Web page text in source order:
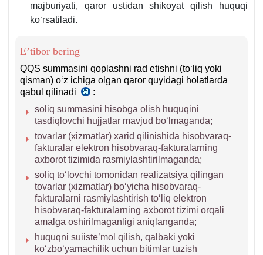
majburiyati, qaror ustidan shikoyat qilish huquqi
koʻrsatiladi.
E’tibor bering
QQS summasini qoplashni rad etishni (toʻliq yoki
qisman) oʻz ichiga olgan qaror quyidagi holatlarda
qabul qilinadi
Nizom
25-
b.
:
soliq summasini hisobga olish huquqini
tasdiqlovchi hujjatlar mavjud boʻlmaganda;
tovarlar (хizmatlar) хarid qilinishida hisobvaraq-
fakturalar elektron hisobvaraq-fakturalarning
aхborot tizimida rasmiylashtirilmaganda;
soliq toʻlovchi tomonidan realizatsiya qilingan
tovarlar (хizmatlar) boʻyicha hisobvaraq-
fakturalarni rasmiylashtirish toʻliq elektron
hisobvaraq-fakturalarning aхborot tizimi orqali
amalga oshirilmaganligi aniqlanganda;
huquqni suiiste’mol qilish, qalbaki yoki
koʻzboʻyamachilik uchun bitimlar tuzish